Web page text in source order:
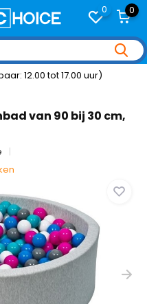
0 0
12.00 tot 17.00 uur)
van 90 bij 30 cm,